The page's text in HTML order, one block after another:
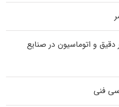
دقیق و اتوماسیون در صنایع
فنی